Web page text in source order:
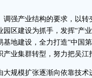
产业结构的要求，以转
区建设为抓手，发挥“产
地建设，全力打造“中国
业集群转型，努力把吴
模扩张逐渐向依靠技术